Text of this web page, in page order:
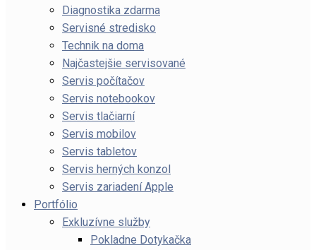
Diagnostika zdarma
Servisné stredisko
Technik na doma
Najčastejšie servisované
Servis počítačov
Servis notebookov
Servis tlačiarní
Servis mobilov
Servis tabletov
Servis herných konzol
Servis zariadení Apple
Portfólio
Exkluzívne služby
Pokladne Dotykačka